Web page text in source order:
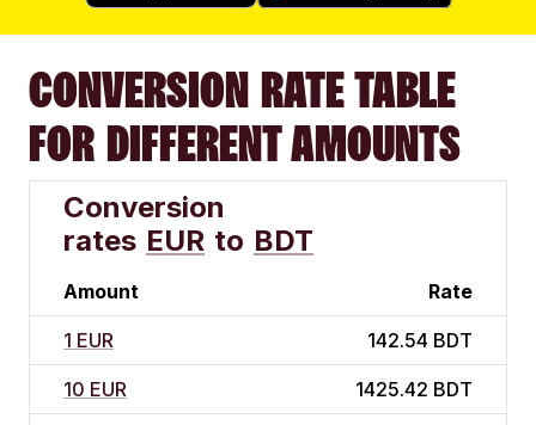
CONVERSION RATE TABLE
FOR DIFFERENT AMOUNTS
Conversion
rates EUR to BDT
Amount Rate
1 EUR 142.54 BDT
10 EUR 1425.42 BDT